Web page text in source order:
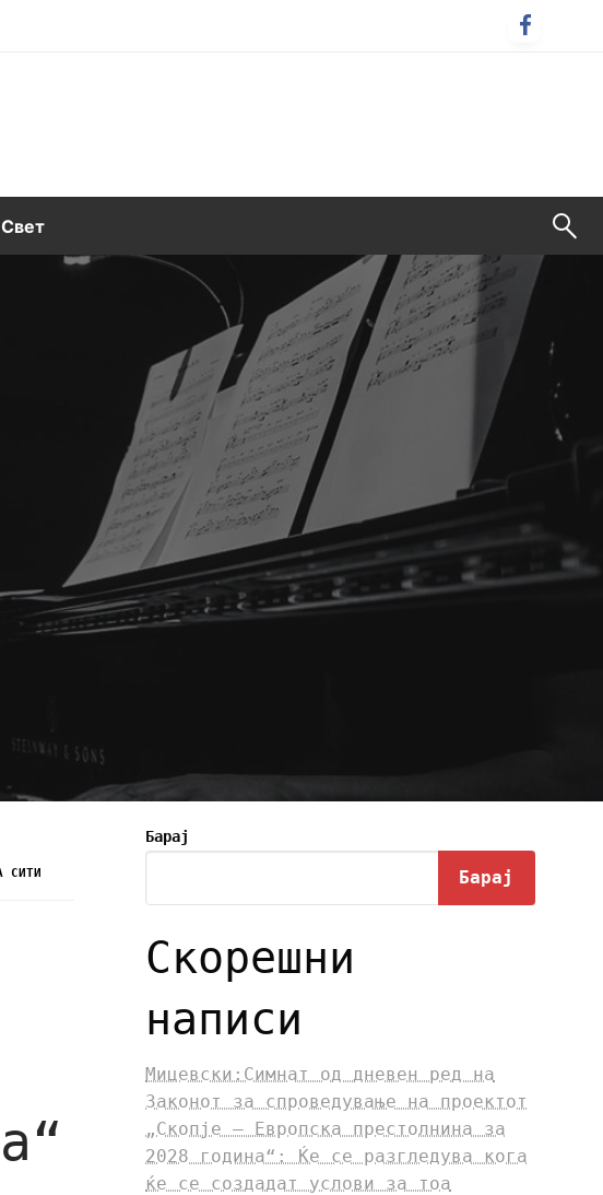
Свет
СИТИ
Барај
Барај
Скорешни
написи
Мицевски:Симнат од дневен ред на
Законот за спроведување на проектот
„Скопје – Европска престолнина за
2028 година“: Ќе се разгледува кога
ќе се создадат услови за тоа